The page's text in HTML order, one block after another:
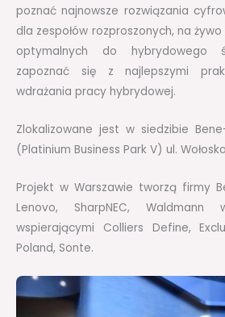
poznać najnowsze rozwiązania
dla zespołów rozproszonych, na
optymalnych do hybrydowego
zapoznać się z najlepszymi
wdrażania pracy hybrydowej.
Zlokalizowane jest w siedzibie
(Platinium Business Park V) ul.
Projekt w Warszawie tworzą firmy
Lenovo, SharpNEC,
wspierającymi Colliers Define,
Poland, Sonte.